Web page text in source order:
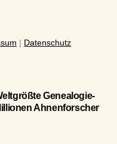
| Datenschutz
Genealogie-
Ahnenforscher